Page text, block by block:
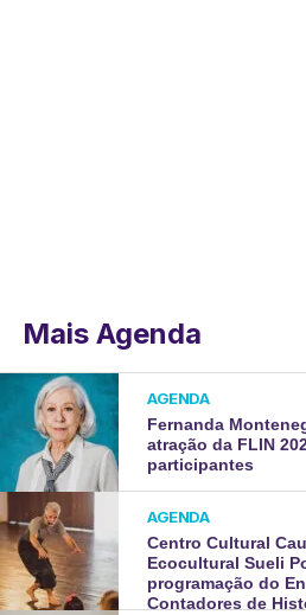
Mais Agenda
AGENDA
Fernanda
atração da FLIN
participantes
AGENDA
Centro Cultural
Ecocultural Sueli
programação do
Contadores de